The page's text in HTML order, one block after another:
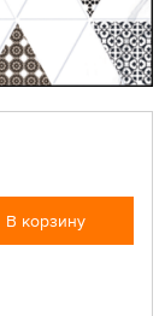
В корзину